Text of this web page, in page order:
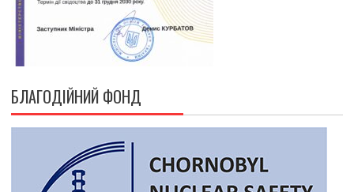
БЛАГОДІЙНИЙ ФОНД